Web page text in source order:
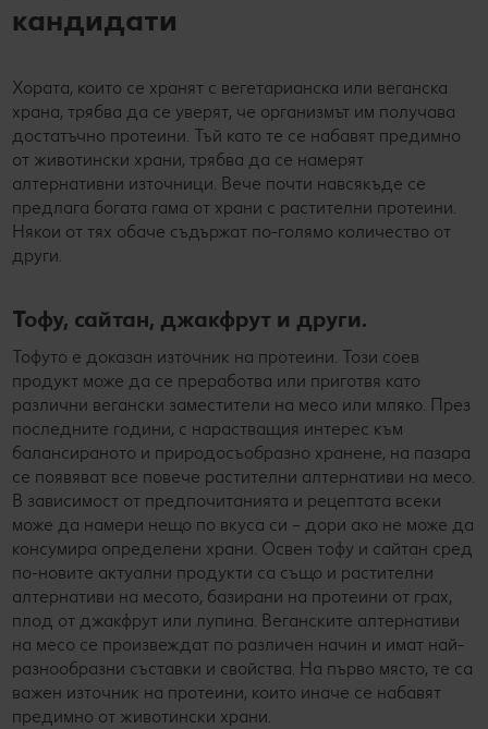
кандидати
Хората, които се хранят с вегетарианска или веганска
храна, трябва да се уверят, че организмът им получава
достатъчно протеини. Тъй като те се набавят предимно
от животински храни, трябва да се намерят
алтернативни източници. Вече почти навсякъде се
предлага богата гама от храни с растителни протеини.
Някои от тях обаче съдържат по-голямо количество от
други.
Тофу, сайтан, джакфрут и други.
Тофуто е доказан източник на протеини. Този соев
продукт може да се преработва или приготвя като
различни вегански заместители на месо или мляко. През
последните години, с нарастващия интерес към
балансираното и природосъобразно хранене, на пазара
се появяват все повече растителни алтернативи на месо.
В зависимост от предпочитанията и рецептата всеки
може да намери нещо по вкуса си – дори ако не може да
консумира определени храни. Освен тофу и сайтан сред
по-новите актуални продукти са също и растителни
алтернативи на месото, базирани на протеини от грах,
плод от джакфрут или лупина. Веганските алтернативи
на месо се произвеждат по различен начин и имат най-
разнообразни съставки и свойства. На първо място, те са
важен източник на протеини, които иначе се набавят
предимно от животински храни.